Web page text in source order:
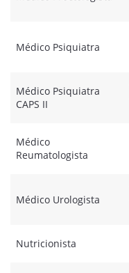
Médico Psiquiatra
Médico Psiquiatra
CAPS II
Médico
Reumatologista
Médico Urologista
Nutricionista